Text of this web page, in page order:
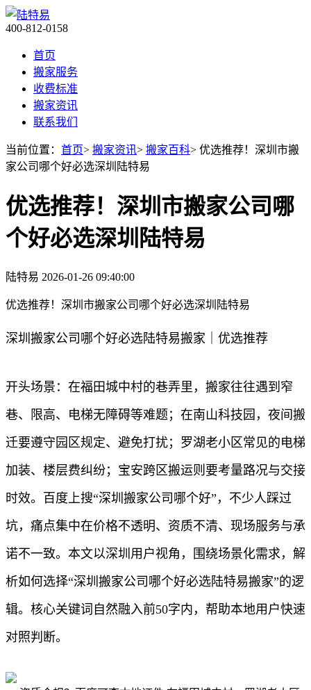
400-812-0158
首页
搬家服务
收费标准
搬家资讯
联系我们
当前位置： 首页> 搬家资讯> 搬家百科> 优选推荐！深圳市搬
家公司哪个好必选深圳陆特易
优选推荐！深圳市搬家公司哪
个好必选深圳陆特易
陆特易 2026-01-26 09:40:00
优选推荐！深圳市搬家公司哪个好必选深圳陆特易
深圳搬家公司哪个好必选陆特易搬家｜优选推荐
开头场景：在福田城中村的巷弄里，搬家往往遇到窄
巷、限高、电梯无障碍等难题；在南山科技园，夜间搬
迁要遵守园区规定、避免打扰；罗湖老小区常见的电梯
加装、楼层费纠纷；宝安跨区搬运则要考量路况与交接
时效。百度上搜“深圳搬家公司哪个好”，不少人踩过
坑，痛点集中在价格不透明、资质不清、现场服务与承
诺不一致。本文以深圳用户视角，围绕场景化需求，解
析如何选择“深圳搬家公司哪个好必选陆特易搬家”的逻
辑。核心关键词自然融入前50字内，帮助本地用户快速
对照判断。